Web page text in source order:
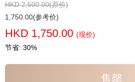
HKD 2,500.00(原价)
1,750.00(参考价)
HKD 1,750.00 (现价)
节省: 30%
售罄